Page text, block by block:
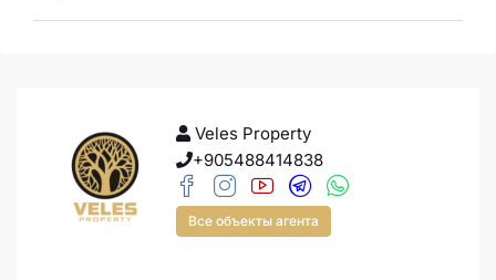
Veles Property
+905488414838
Все объекты агента